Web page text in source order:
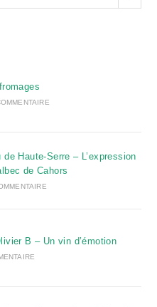
de Haute-Serre – L’expression
de Cahors
B – Un vin d’émotion